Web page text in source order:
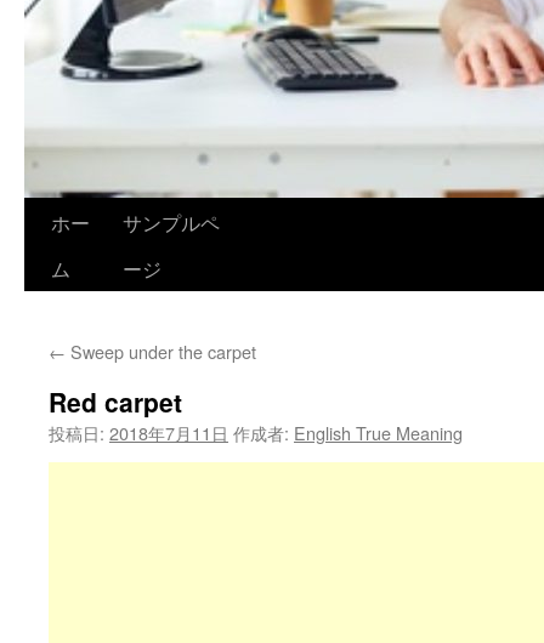
ホー
ム
サンプルペ
ージ
← Sweep under the carpet
Red carpet
投稿日: 2018年7月11日 作成者: English True Meaning